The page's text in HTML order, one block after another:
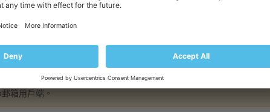
訂閱內的郵箱使用者通過 web 郵件應用程式使用郵件。
設參數，只有在訂閱創建過程中才會應用該參數。更改某個現有服務
箱用戶端。